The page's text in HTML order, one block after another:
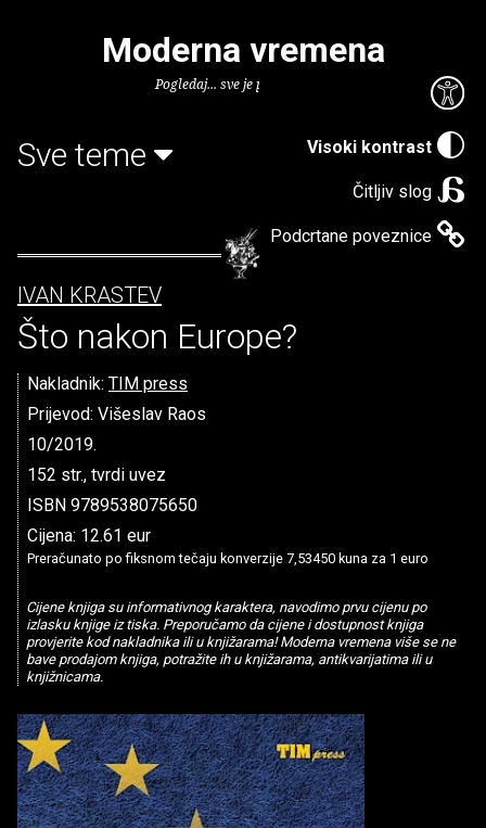
Visoki kontrast
Čitljiv slog
Podcrtane poveznice
Moderna vremena
Pogledaj... sve je puno knjiga.
Sve teme
IVAN KRASTEV
Što nakon Europe?
Nakladnik: TIM press
Prijevod: Višeslav Raos
10/2019.
152 str., tvrdi uvez
ISBN 9789538075650
Cijena: 12.61 eur
Preračunato po fiksnom tečaju konverzije 7,53450 kuna za 1 euro
Cijene knjiga su informativnog karaktera, navodimo prvu cijenu po
izlasku knjige iz tiska. Preporučamo da cijene i dostupnost knjiga
provjerite kod nakladnika ili u knjižarama! Moderna vremena više se ne
bave prodajom knjiga, potražite ih u knjižarama, antikvarijatima ili u
knjižnicama.